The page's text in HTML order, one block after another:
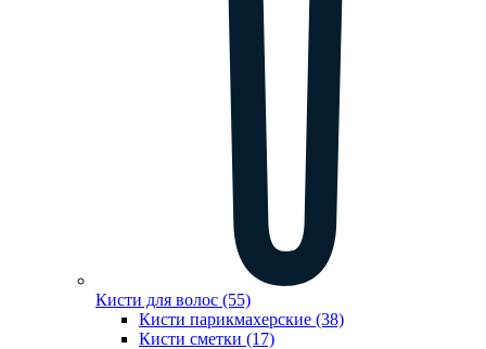
Кисти для волос (55)
Кисти парикмахерские (38)
Кисти сметки (17)